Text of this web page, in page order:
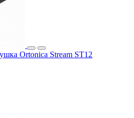
Ortonica Stream ST12